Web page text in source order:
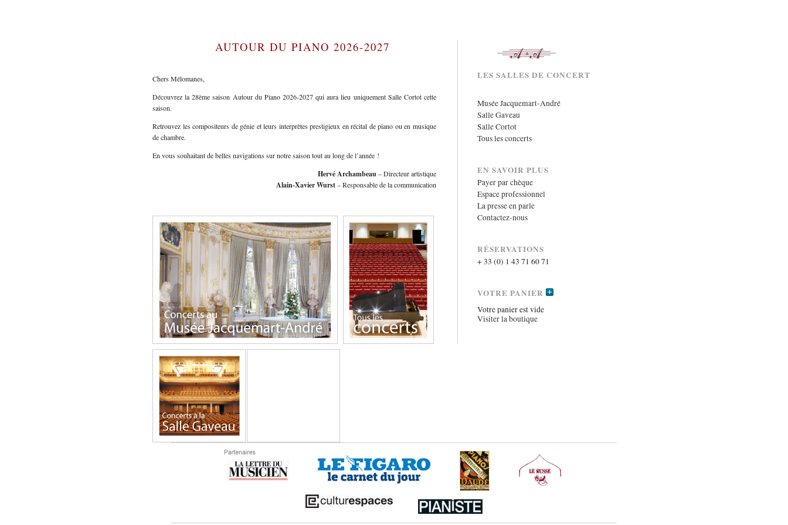
AUTOUR DU PIANO 2026-2027
Chers Mélomanes,
Découvrez la 28ème saison Autour du Piano 2026-2027 qui aura lieu uniquement Salle Cortot cette
saison.
Retrouvez les compositeurs de génie et leurs interprètes prestigieux en récital de piano ou en musique
de chambre.
En vous souhaitant de belles navigations sur notre saison tout au long de l’année !
Hervé Archambeau– Directeur artistique
Alain-Xavier Wurst– Responsable de la communication
LES SALLES DE CONCERT
Musée Jacquemart-André
Salle Gaveau
Salle Cortot
Tous les concerts
EN SAVOIR PLUS
Payer par chèque
Espace professionnel
La presse en parle
Contactez-nous
RÉSERVATIONS
+ 33 (0) 1 43 71 60 71
VOTRE PANIER
Votre panier est vide
Visiter la boutique